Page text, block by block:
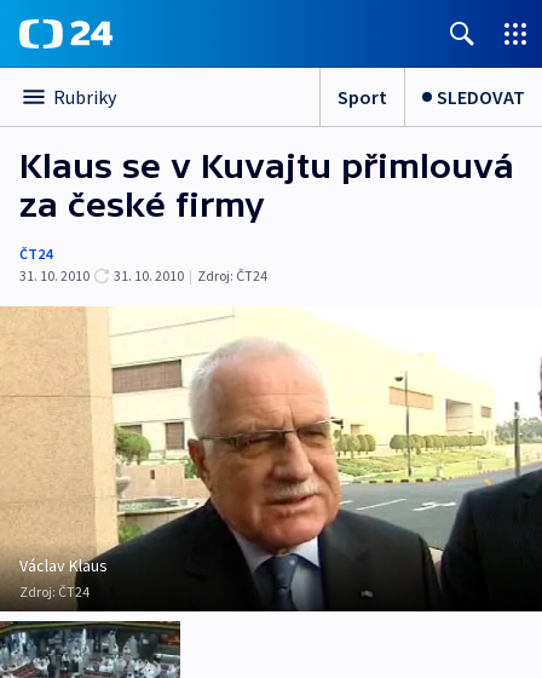
Rubriky Sport SLEDOVAT
Klaus se v Kuvajtu přimlouvá
za české firmy
ČT24
31. 10. 2010
31. 10. 2010 | Zdroj: ČT24
Václav Klaus
Zdroj:ČT24